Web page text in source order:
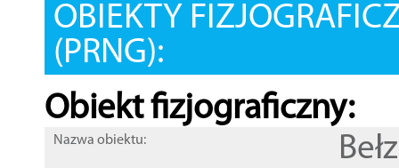
OBIEKTY
(PRNG):
Obiekt fizjograficzny:
Nazwa obiektu: